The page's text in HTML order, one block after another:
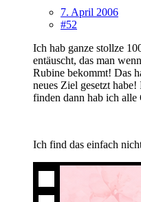
7. April 2006
#52
Ich hab ganze stollze
entäuscht, das man
Rubine bekommt! Das
neues Ziel gesetzt
finden dann hab ich
Ich find das einfach